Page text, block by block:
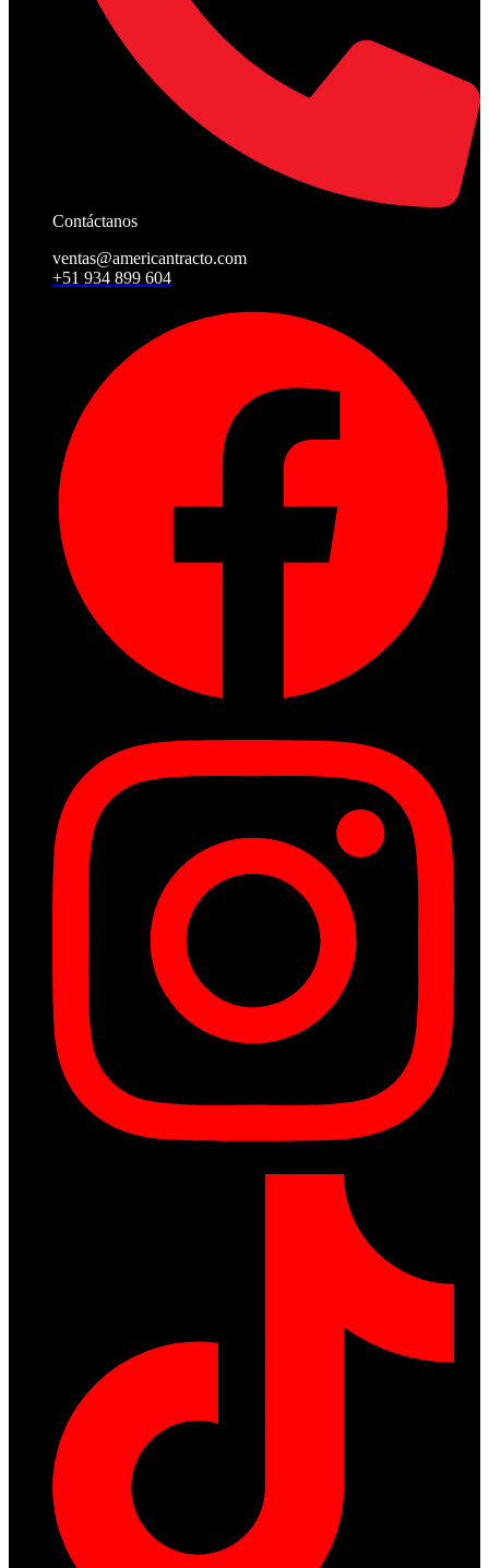
Contáctanos
ventas@americantracto.com
+51 934 899 604